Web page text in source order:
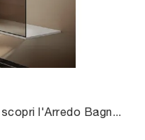
Box doccia Separè di Agha: scopri l'Arredo Bagno in vetro moderno e arreda la stanza del benessere.